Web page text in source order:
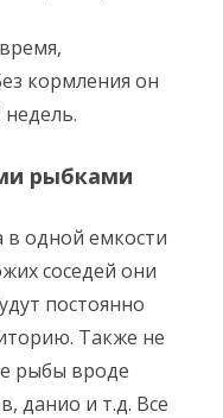
кормления он
рыбками
в одной емкости
соседей они
постоянно
Также не
рыбы вроде
данио и т.д. Все